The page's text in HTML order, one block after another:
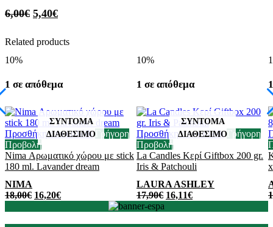
6,00€ 5,40€
Related products
10%
1 σε απόθεμα
Προσθήκη στο καλάθι Γρήγορη
Προβολή
Nima Αρωματικό χώρου με stick
180 ml. Lavander dream
NIMA
18,00€ 16,20€
10%
1 σε απόθεμα
Προσθήκη στο καλάθι Γρήγορη
Προβολή
La Candles Κερί Giftbox 200 gr.
Iris & Patchouli
LAURA ASHLEY
17,90€ 16,11€